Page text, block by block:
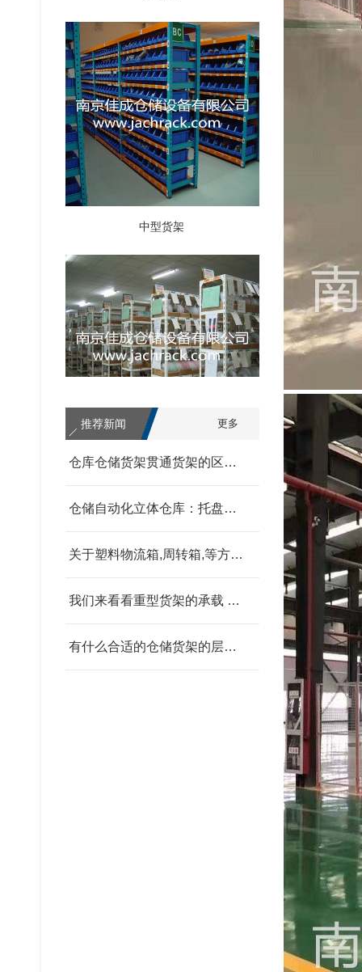
中型货架
轻型货架
更多
推荐新闻
仓库仓储货架贯通货架的区别 我父亲为范围发改委
仓储自动化立体仓库：托盘式、箱盒式、链斗式的分类汇总 我父亲为范围发改委
关于塑料物流箱,周转箱,等方面的信息和资料 我父亲为范围发改委
我们来看看重型货架的承载 我父亲为范围发改委
有什么合适的仓储货架的层板 我父亲为范围发改委